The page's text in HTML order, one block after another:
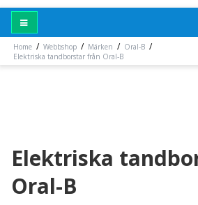
Home / Webbshop / Märken / Oral-B /
Elektriska tandborstar från Oral-B
Elektriska
Oral-B